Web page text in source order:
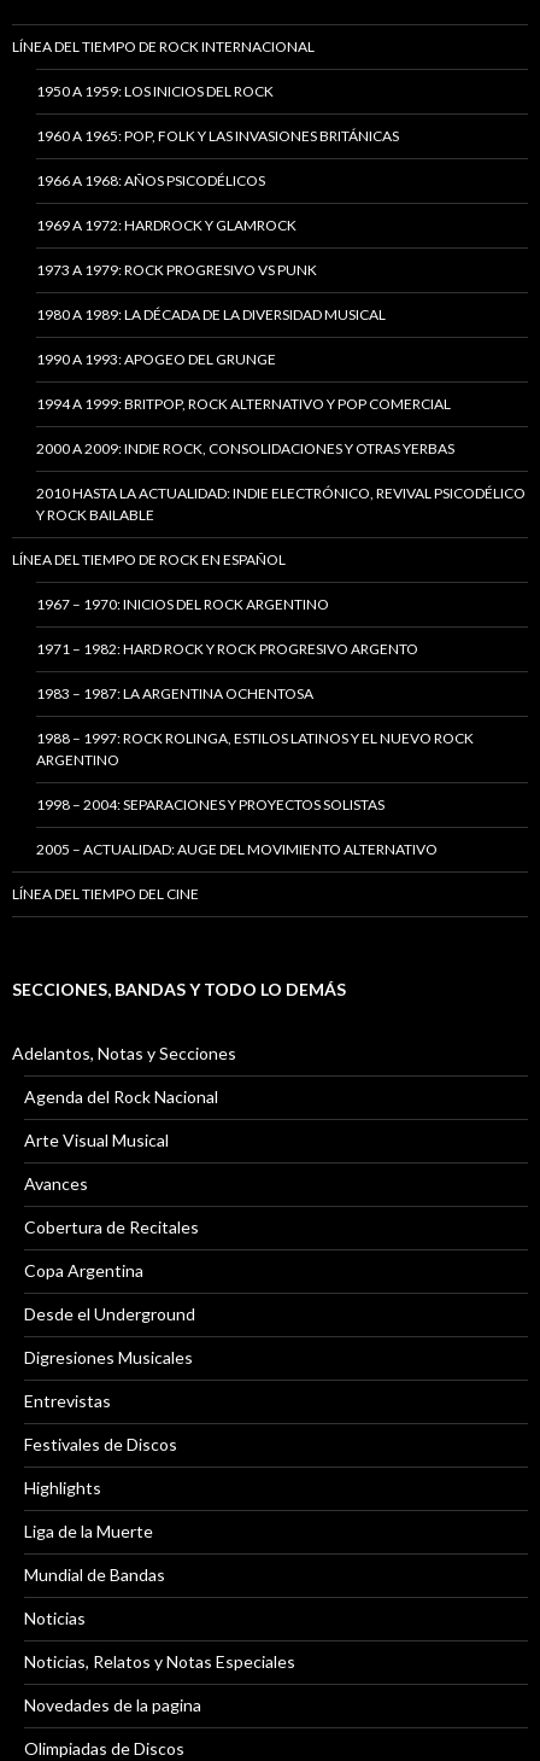
LÍNEA DEL TIEMPO DE ROCK INTERNACIONAL
1950 A 1959: LOS INICIOS DEL ROCK
1960 A 1965: POP, FOLK Y LAS INVASIONES BRITÁNICAS
1966 A 1968: AÑOS PSICODÉLICOS
1969 A 1972: HARDROCK Y GLAMROCK
1973 A 1979: ROCK PROGRESIVO VS PUNK
1980 A 1989: LA DÉCADA DE LA DIVERSIDAD MUSICAL
1990 A 1993: APOGEO DEL GRUNGE
1994 A 1999: BRITPOP, ROCK ALTERNATIVO Y POP COMERCIAL
2000 A 2009: INDIE ROCK, CONSOLIDACIONES Y OTRAS YERBAS
2010 HASTA LA ACTUALIDAD: INDIE ELECTRÓNICO, REVIVAL PSICODÉLICO
Y ROCK BAILABLE
LÍNEA DEL TIEMPO DE ROCK EN ESPAÑOL
1967 – 1970: INICIOS DEL ROCK ARGENTINO
1971 – 1982: HARD ROCK Y ROCK PROGRESIVO ARGENTO
1983 – 1987: LA ARGENTINA OCHENTOSA
1988 – 1997: ROCK ROLINGA, ESTILOS LATINOS Y EL NUEVO ROCK
ARGENTINO
1998 – 2004: SEPARACIONES Y PROYECTOS SOLISTAS
2005 – ACTUALIDAD: AUGE DEL MOVIMIENTO ALTERNATIVO
LÍNEA DEL TIEMPO DEL CINE
SECCIONES, BANDAS Y TODO LO DEMÁS
Adelantos, Notas y Secciones
Agenda del Rock Nacional
Arte Visual Musical
Avances
Cobertura de Recitales
Copa Argentina
Desde el Underground
Digresiones Musicales
Entrevistas
Festivales de Discos
Highlights
Liga de la Muerte
Mundial de Bandas
Noticias
Noticias, Relatos y Notas Especiales
Novedades de la pagina
Olimpiadas de Discos